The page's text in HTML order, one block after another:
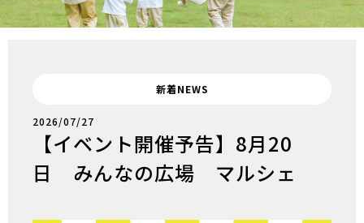
新着NEWS
2026/07/27
【イベント開催予告】8月20
日 みんなの広場 マルシェ